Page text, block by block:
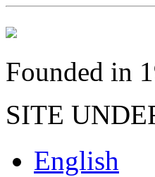
Founded in
SITE
English